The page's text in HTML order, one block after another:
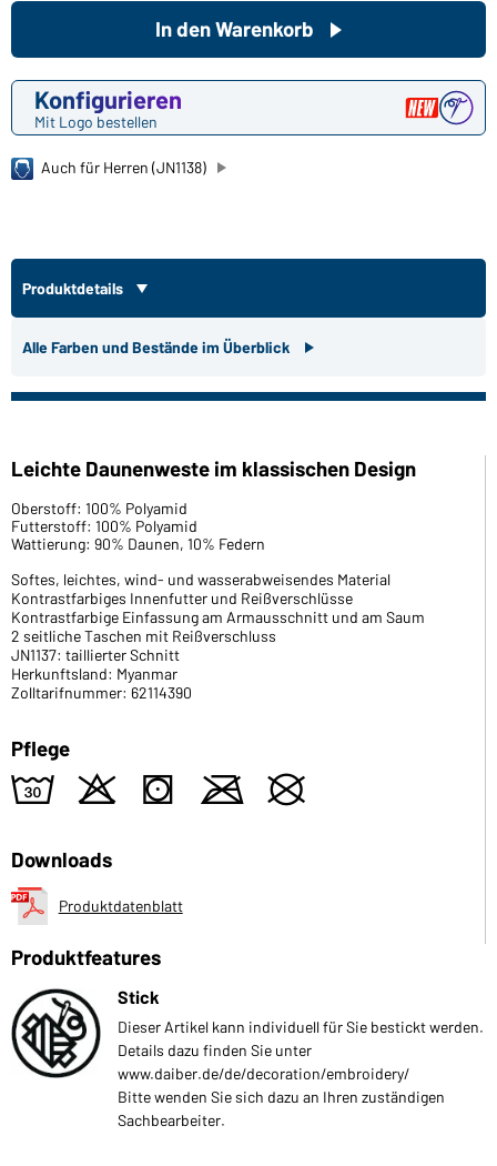
Konfigurieren
Mit Logo bestellen
In den Warenkorb
Auch für Herren (JN1138)
Produktdetails
Alle Farben und Bestände im Überblick
Leichte Daunenweste im klassischen Design
Oberstoff: 100% Polyamid
Futterstoff: 100% Polyamid
Wattierung: 90% Daunen, 10% Federn
Softes, leichtes, wind- und wasserabweisendes Material
Kontrastfarbiges Innenfutter und Reißverschlüsse
Kontrastfarbige Einfassung am Armausschnitt und am Saum
2 seitliche Taschen mit Reißverschluss
JN1137: taillierter Schnitt
Herkunftsland: Myanmar
Zolltarifnummer: 62114390
Pflege
w o s m U
Downloads
Produktdatenblatt
Produktfeatures
Stick
Dieser Artikel kann individuell für Sie bestickt werden.
Details dazu finden Sie unter
www.daiber.de/de/decoration/embroidery/
Bitte wenden Sie sich dazu an Ihren zuständigen
Sachbearbeiter.